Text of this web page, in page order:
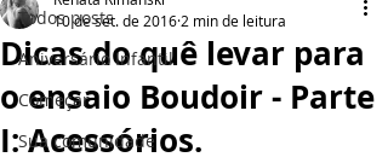
Todos posts
Aniversário Infantil
Começar
Sua comunidade
Dicas do quê levar para
o ensaio Boudoir - Parte
I: Acessórios.
10 de set. de 2016 2 min de leitura